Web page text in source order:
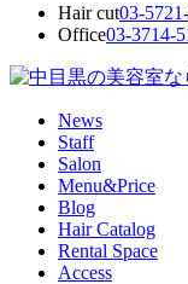
Hair cut03-
Office03-3714-
News
Staff
Salon
Menu&Price
Blog
Hair Catalog
Rental Space
Access